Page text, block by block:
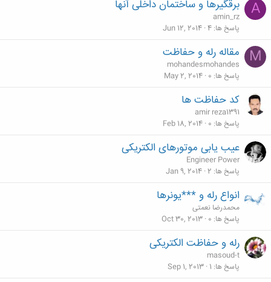
A برقگیرها و ساختمان داخلی آنها
amin_rz
پاسخ ها 4
Jun 12, 2014
M مقاله رله و حفاظت
mohandesmohandes
پاسخ ها 0
May 2, 2014
کد حفاظت ها
amir reza1391
پاسخ ها 0
Feb 18, 2014
عیب یابی موتورهای الکتریکی
Engineer Power
پاسخ ها 2
Jan 9, 2014
انواع رله و ***یونرها
محمدرضا نعمتی
پاسخ ها 0
Oct 30, 2013
رله و حفاظت الکتریکی
masoud-t
پاسخ ها 1
Sep 1, 2013